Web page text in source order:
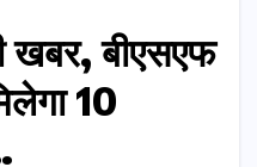
खबर, बीएसएफ
10